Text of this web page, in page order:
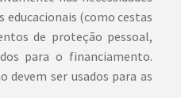
(como cestas
de proteção pessoal,
para o financiamento.
devem ser usados para as